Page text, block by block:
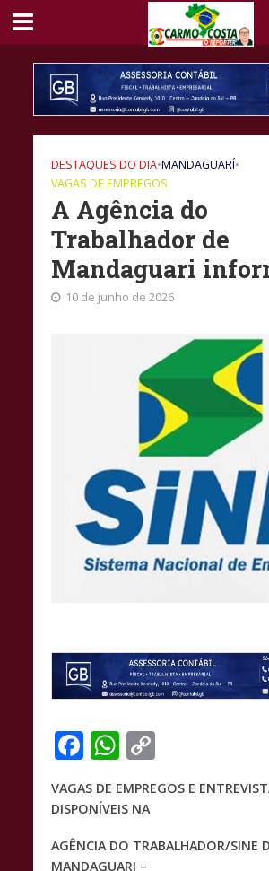
DESTAQUES DO DIA•MANDAGUARÍ•
VAGAS DE EMPREGOS
A Agência do
Trabalhador de
Mandaguari
10 de junho de 2026
F
ac
e
b
o
W
h
at
s
A
C
o
p
y
Li
VAGAS DE EMPREGOS E
DISPONÍVEIS NA
AGÊNCIA DO TRABALHADOR/SINE
MANDAGUARI –